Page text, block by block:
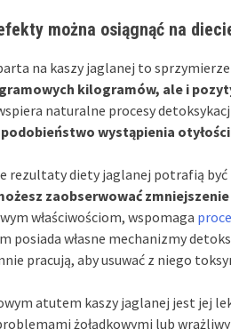
można osiągnąć na
na kaszy jaglanej to
kilogramów, ale i
naturalne procesy
wystąpienia
rezultaty diety jaglanej potrafią być
zaobserwować
właściwościom, wspomaga
posiada własne mechanizmy
pracują, aby usuwać z niego
atutem kaszy jaglanej jest jej
żołądkowymi lub